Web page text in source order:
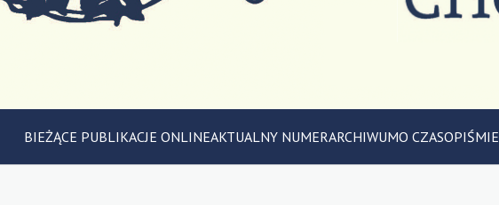
BIEŻĄCE PUBLIKACJE ONLINEAKTUALNY NUMERARCHIWUMO CZASOPIŚMIE